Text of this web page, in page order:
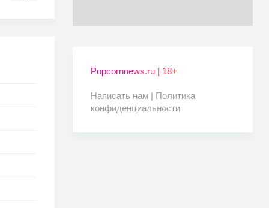
Popcornnews.ru | 18+
Написать нам | Политика
конфиденциальности